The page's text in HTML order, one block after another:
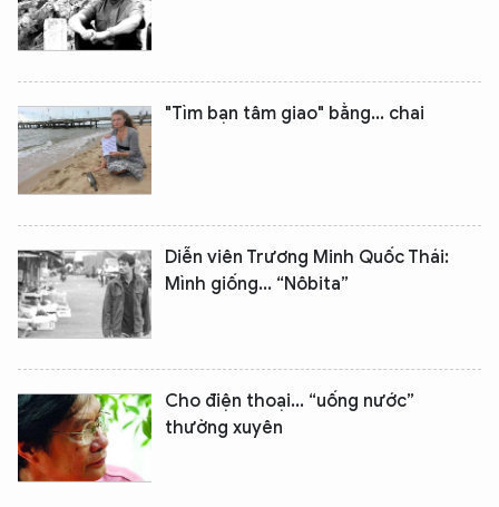
"Tìm bạn tâm giao" bằng... chai
Diễn viên Trương Minh Quốc Thái:
Mình giống... “Nôbita”
Cho điện thoại... “uống nước”
thường xuyên